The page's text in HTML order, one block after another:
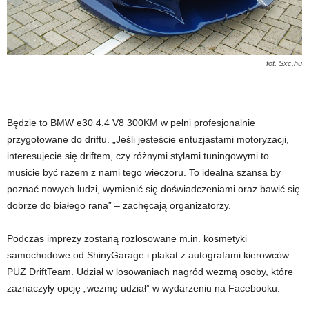
fot. Sxc.hu
Będzie to BMW e30 4.4 V8 300KM w pełni profesjonalnie
przygotowane do driftu. „Jeśli jesteście entuzjastami motoryzacji,
interesujecie się driftem, czy różnymi stylami tuningowymi to
musicie być razem z nami tego wieczoru. To idealna szansa by
poznać nowych ludzi, wymienić się doświadczeniami oraz bawić się
dobrze do białego rana” – zachęcają organizatorzy.
Podczas imprezy zostaną rozlosowane m.in. kosmetyki
samochodowe od ShinyGarage i plakat z autografami kierowców
PUZ DriftTeam. Udział w losowaniach nagród wezmą osoby, które
zaznaczyły opcję „wezmę udział” w wydarzeniu na Facebooku.